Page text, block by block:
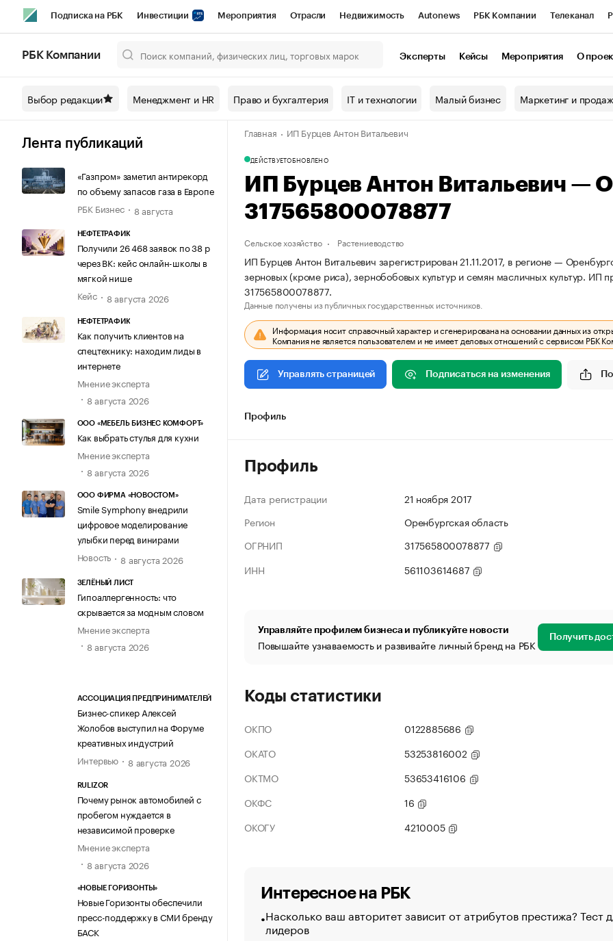
Подписка на РБК Инвестиции Мероприятия Отрасли Недвижимость Autonews РБК Компании Телеканал
Спецпроекты СПб Конференции СПб Спецпроекты Проверка контрагентов
Технологии и медиа Рынок наличной валюты
РБК Компании Эксперты Кейсы Мероприятия О
Выбор редакции Менеджмент и HR Право и бухгалтерия IT и технологии Малый бизнес Маркетинг и
Лента публикаций
«Газпром» заметил антирекорд
по объему запасов газа в Европе
РБК Бизнес
8 августа
НЕФТЕТРАФИК
Получили 26 468 заявок по 38 р
через ВК: кейс онлайн-школы в
мягкой нише
Кейс
8 августа 2026
НЕФТЕТРАФИК
Как получить клиентов на
спецтехнику: находим лиды в
интернете
Мнение эксперта
8 августа 2026
ООО «МЕБЕЛЬ БИЗНЕС КОМФОРТ»
Как выбрать стулья для кухни
Мнение эксперта
8 августа 2026
ООО ФИРМА «НОВОСТОМ»
Smile Symphony внедрили
цифровое моделирование
улыбки перед винирами
Новость
8 августа 2026
ЗЕЛЁНЫЙ ЛИСТ
Гипоаллергенность: что
скрывается за модным словом
Мнение эксперта
8 августа 2026
АССОЦИАЦИЯ ПРЕДПРИНИМАТЕЛЕЙ
Бизнес-спикер Алексей
Жолобов выступил на Форуме
креативных индустрий
Интервью
8 августа 2026
RULIZOR
Почему рынок автомобилей с
пробегом нуждается в
независимой проверке
Мнение эксперта
8 августа 2026
«НОВЫЕ ГОРИЗОНТЫ»
Новые Горизонты обеспечили
пресс-поддержку в СМИ бренду
БАСК
Главная ИП Бурцев Антон Витальевич
ДЕЙСТВУЕТОБНОВЛЕНО
ИП Бурцев Антон Витальевич —
317565800078877
Сельское хозяйство Растениеводство
ИП Бурцев Антон Витальевич зарегистрирован 21.11.2017, в регионе —
зерновых (кроме риса), зернобобовых культур и семян масличных культур.
317565800078877.
Данные получены из публичных государственных источников.
Информация носит справочный характер и сгенерирована на основании данных из
Компания не является пользователем и не имеет деловых отношений с сервисом РБК
Управлять страницей Подписаться на изменения
Профиль
Профиль
Дата регистрации
21 ноября 2017
Регион
Оренбургская область
ОГРНИП
317565800078877
ИНН
561103614687
Управляйте профилем бизнеса и публикуйте новости
Повышайте узнаваемость и развивайте личный бренд на РБК Получить
Коды статистики
ОКПО
0122885686
ОКАТО
53253816002
ОКТМО
53653416106
ОКФС
16
ОКОГУ
4210005
Интересное на РБК
Насколько ваш авторитет зависит от атрибутов престижа? Тест
лидеров